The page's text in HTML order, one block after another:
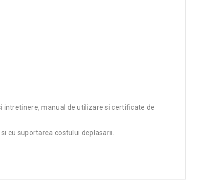
intretinere, manual de utilizare si certificate de
cu suportarea costului deplasarii.